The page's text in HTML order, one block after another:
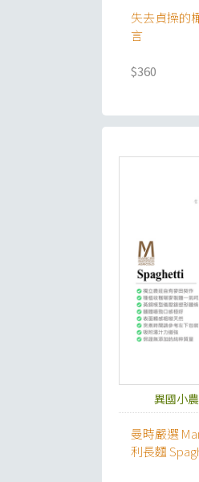
失去貞操的
言
$360
異國小
曼時嚴選
利長麵